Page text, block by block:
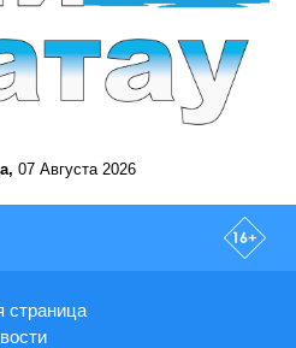
07 Августа 2026
страница